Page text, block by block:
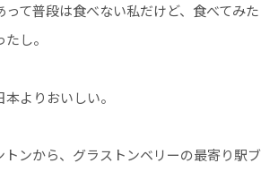
って普段は食べない私だけど、食べてみた
し。
よりおいしい。
トンから、グラストンベリーの最寄り駅ブ